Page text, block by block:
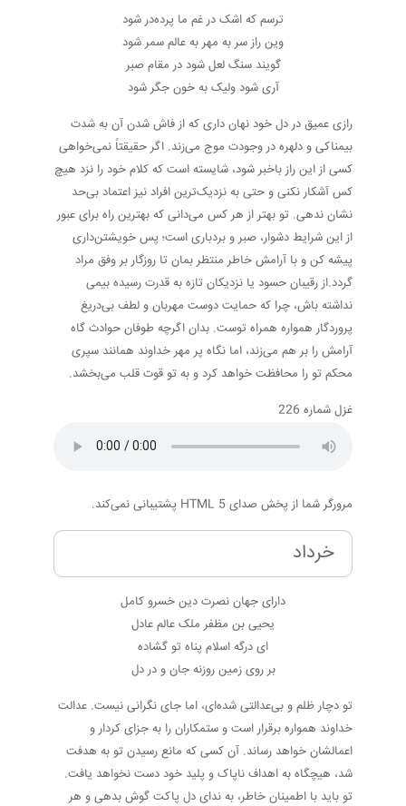
ترسم که اشک در غم ما پرده‌در شود
وین راز سر به مهر به عالم سمر شود
گویند سنگ لعل شود در مقام صبر
آری شود ولیک به خون جگر شود
رازی عمیق در دل خود نهان داری که از فاش شدن آن به شدت
بیمناکی و دلهره در وجودت موج می‌زند. اگر حقیقتاً نمی‌خواهی
کسی از این راز باخبر شود، شایسته است که کلام خود را نزد هیچ
کس آشکار نکنی و حتی به نزدیک‌ترین افراد نیز اعتماد بی‌حد
نشان ندهی. تو بهتر از هر کس می‌دانی که بهترین راه برای عبور
از این شرایط دشوار، صبر و بردباری است؛ پس خویشتن‌داری
پیشه کن و با آرامش خاطر منتظر بمان تا روزگار بر وفق مراد
گردد.از رقیبان حسود یا نزدیکان تازه به قدرت رسیده بیمی
نداشته باش، چرا که حمایت دوست مهربان و لطف بی‌دریغ
پروردگار همواره همراه توست. بدان اگرچه طوفان حوادث گاه
آرامش را بر هم می‌زند، اما نگاه پر مهر خداوند همانند سپری
محکم تو را محافظت خواهد کرد و به تو قوت قلب می‌بخشد.
غزل شماره 226
مرورگر شما از پخش صدای HTML 5 پشتیبانی نمی‌کند.
خرداد
دارای جهان نصرت دین خسرو کامل
یحیی بن مظفر ملک عالم عادل
ای درگه اسلام پناه تو گشاده
بر روی زمین روزنه جان و در دل
تو دچار ظلم و بی‌عدالتی شده‌ای، اما جای نگرانی نیست. عدالت
خداوند همواره برقرار است و ستمکاران را به جزای کردار و
اعمالشان خواهد رساند. آن کسی که مانع رسیدن تو به هدفت
شد، هیچگاه به اهداف ناپاک و پلید خود دست نخواهد یافت.
تو باید با اطمینان خاطر، به ندای دل پاکت گوش بدهی و هر